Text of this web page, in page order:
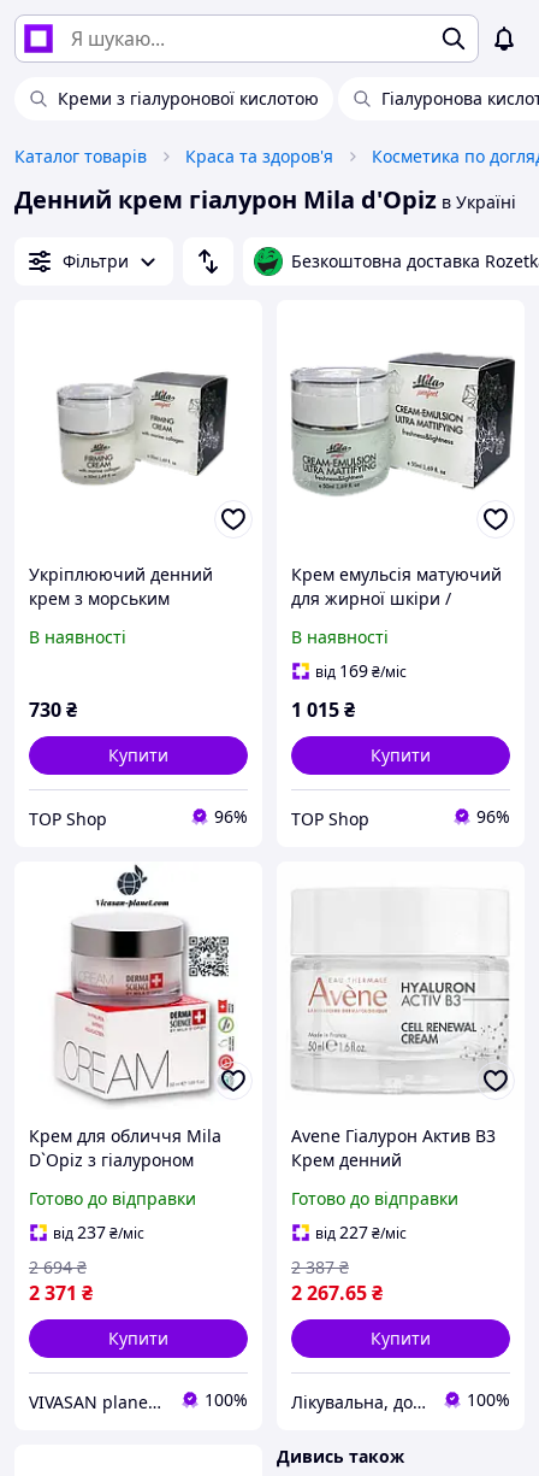
Креми з гіалуронової кислотою Гіалуронова
Каталог товарів Краса та здоров'я Косметика по
Денний крем гіалурон Mila d'Opiz в Україні
Фільтри Безкоштовна доставка
Укріплюючий денний
крем з морським
В наявності
730₴
Купити
TOP Shop 96%
Крем емульсія матуючий
для жирної шкіри /
mattifying, Mila
perfect,Франція, 50ml
В наявності
від 169₴/міс
1 015₴
Купити
TOP Shop 96%
Крем для обличчя Mila
D`Opiz з гіалуроном
Швейцарія 50 мл
Готово до відправки
від237₴/міс
2 371 ₴
2 694 ₴
Купити
VIVASAN planet інтернет-магазин - склад 100%
Avene Гіалурон Актив В3
Крем денний
Hyaluron Activ B3 Crème
régénération cellulaire, 50
мл
Готово до відправки
від227₴/міс
2 267.65₴
2 387 ₴
Купити
Лікувальна, доглядова та професійна косметика 100%
Дивись також